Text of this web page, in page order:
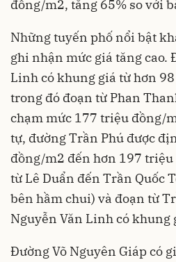
đồng/m2, tăng 65% so với
Những tuyến phố nổi bật
ghi nhận mức giá tăng cao.
Linh có khung giá từ hơn
trong đó đoạn từ Phan
chạm mức 177 triệu đồng/
tự, đường Trần Phú được
đồng/m2 đến hơn 197
từ Lê Duẩn đến Trần Quốc
bên hầm chui) và đoạn từ
Nguyễn Văn Linh có khung
Đường Võ Nguyên Giáp có